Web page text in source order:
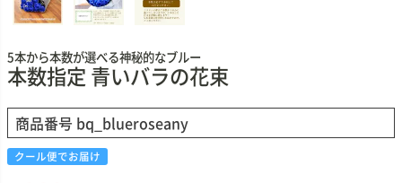
5本から本数が選べる神秘的なブルー
本数指定 青いバラの花束
商品番号 bq_blueroseany
クール便でお届け